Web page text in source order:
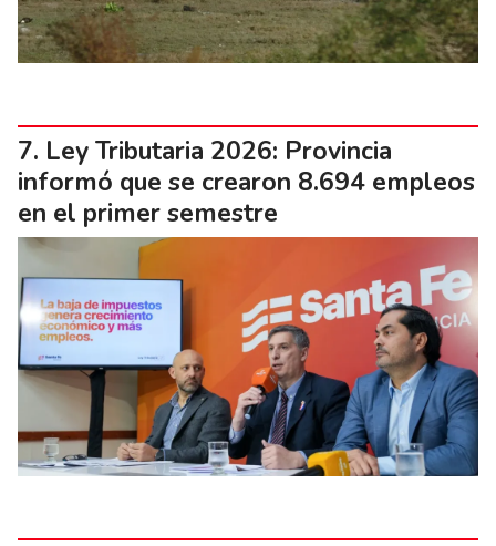
Ley Tributaria 2026: Provincia
informó que se crearon 8.694 empleos
en el primer semestre